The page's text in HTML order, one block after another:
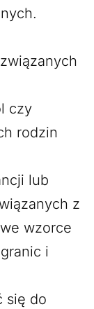
czy
rodzin
lub
z
wzorce
i
się do